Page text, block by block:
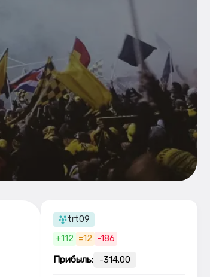
trt09
+112 =12 -186
Прибыль: -314.00